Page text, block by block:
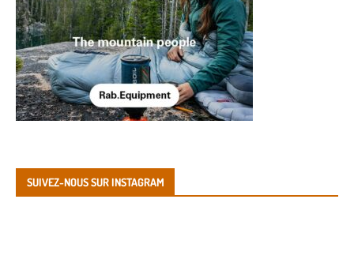
SUIVEZ-NOUS SUR INSTAGRAM